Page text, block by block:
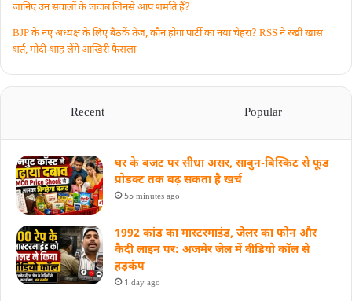
जानिए उन सवालों के जवाब जिनसे आप शर्माते हैं?
BJP के नए अध्यक्ष के लिए बैठकें तेज, कौन होगा पार्टी का नया चेहरा? RSS ने रखी खास
शर्त, मोदी-शाह लेंगे आखिरी फैसला
Recent Popular
घर के बजट पर सीधा असर, साबुन-बिस्किट से फूड
प्रोडक्ट तक बढ़ सकता है खर्च
55 minutes ago
1992 कांड का मास्टरमाइंड, जेलर का फोन और
कैदी लाइन पर: अजमेर जेल में वीडियो कॉल से
हड़कंप
1 day ago